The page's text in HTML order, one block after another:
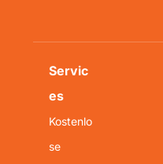
Servic
es
Kostenlo
se